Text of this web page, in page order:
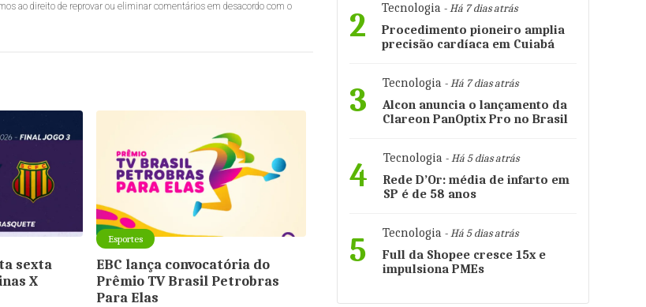
ao direito de reprovar ou eliminar comentários em desacordo com o
sexta
X
Esportes
EBC lança convocatória do
Prêmio TV Brasil Petrobras
Para Elas
2 Tecnologia - Há 7 dias atrás
Procedimento pioneiro amplia
precisão cardíaca em Cuiabá
3 Tecnologia - Há 7 dias atrás
Alcon anuncia o lançamento da
Clareon PanOptix Pro no Brasil
4 Tecnologia - Há 5 dias atrás
Rede D’Or: média de infarto em
SP é de 58 anos
5 Tecnologia - Há 5 dias atrás
Full da Shopee cresce 15x e
impulsiona PMEs